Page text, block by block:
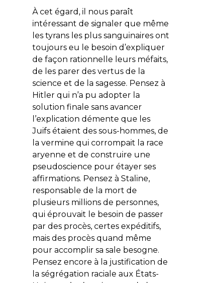
À cet égard, il nous paraît
intéressant de signaler que même
les tyrans les plus sanguinaires ont
toujours eu le besoin d’expliquer
de façon rationnelle leurs méfaits,
de les parer des vertus de la
science et de la sagesse. Pensez à
Hitler qui n’a pu adopter la
solution finale sans avancer
l’explication démente que les
Juifs étaient des sous-hommes, de
la vermine qui corrompait la race
aryenne et de construire une
pseudoscience pour étayer ses
affirmations. Pensez à Staline,
responsable de la mort de
plusieurs millions de personnes,
qui éprouvait le besoin de passer
par des procès, certes expéditifs,
mais des procès quand même
pour accomplir sa sale besogne.
Pensez encore à la justification de
la ségrégation raciale aux États-